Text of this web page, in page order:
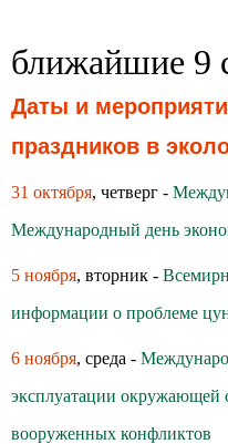
ближайшие 9
Даты и
праздников в
31 октября, четверг -
Международный день
5 ноября, вторник -
информации о проблеме
6 ноября, среда -
эксплуатации окружающей
вооруженных конфликтов